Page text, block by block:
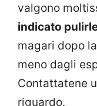
valgono
indicato
magari dopo
meno dagli
Contattatene
riguardo.